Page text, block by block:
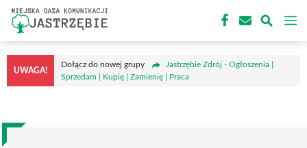
Przejdź
treści
UWAGA!
Dołącz do nowej grupy
Jastrzębie Zdrój - Ogłoszenia |
Sprzedam | Kupię | Zamienię | Praca